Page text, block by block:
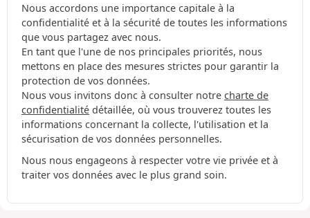
Nous accordons une importance capitale à la
confidentialité et à la sécurité de toutes les informations
que vous partagez avec nous.
En tant que l'une de nos principales priorités, nous
mettons en place des mesures strictes pour garantir la
protection de vos données.
Nous vous invitons donc à consulter notre charte de
confidentialité détaillée, où vous trouverez toutes les
informations concernant la collecte, l'utilisation et la
sécurisation de vos données personnelles.
Nous nous engageons à respecter votre vie privée et à
traiter vos données avec le plus grand soin.